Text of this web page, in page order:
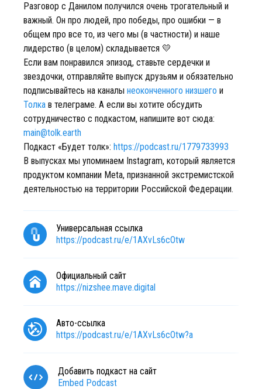
Разговор с Данилом получился очень трогательный и
важный. Он про людей, про победы, про ошибки — в
общем про все то, из чего мы (в частности) и наше
лидерство (в целом) складывается 💛
Если вам понравился эпизод, ставьте сердечки и
звездочки, отправляйте выпуск друзьям и обязательно
подписывайтесь на каналы неоконченного низшего и
Толка в телеграме. А если вы хотите обсудить
сотрудничество с подкастом, напишите вот сюда:
main@tolk.earth
Подкаст «Будет толк»: https://podcast.ru/1779733993
В выпусках мы упоминаем Instagram, который является
продуктом компании Meta, признанной экстремистской
деятельностью на территории Российской Федерации.
Универсальная ссылка
https://podcast.ru/e/1AXvLs6cOtw
Официальный сайт
https://nizshee.mave.digital
Авто-ссылка
https://podcast.ru/e/1AXvLs6cOtw?a
Добавить подкаст на сайт
Embed Podcast